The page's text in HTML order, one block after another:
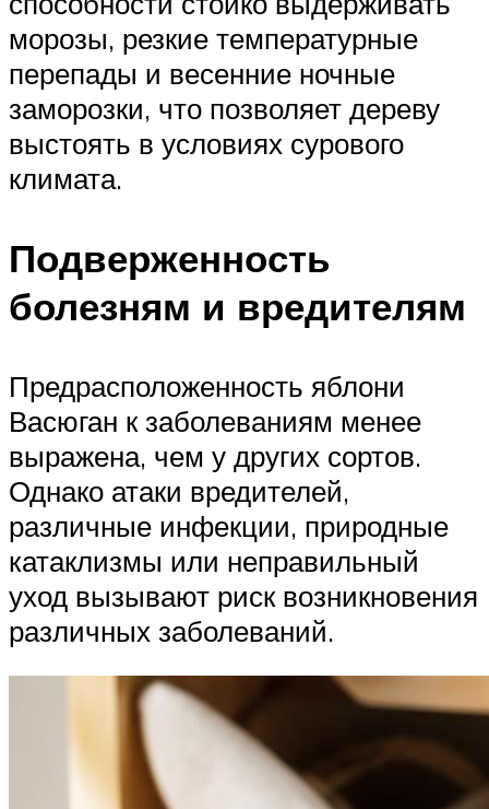
морозы, резкие температурные
перепады и весенние ночные
заморозки, что позволяет дереву
выстоять в условиях сурового
климата.
Подверженность
болезням и вредителям
Предрасположенность яблони
Васюган к заболеваниям менее
выражена, чем у других сортов.
Однако атаки вредителей,
различные инфекции, природные
катаклизмы или неправильный
уход вызывают риск возникновения
различных заболеваний.